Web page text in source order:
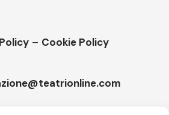
– Cookie Policy